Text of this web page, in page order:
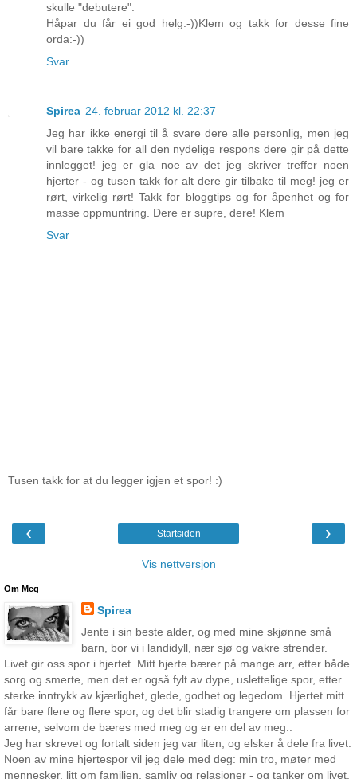
skulle "debutere".
Håpar du får ei god helg:-))Klem og takk for desse fine
orda:-))
Svar
Spirea 24. februar 2012 kl. 22:37
Jeg har ikke energi til å svare dere alle personlig, men jeg
vil bare takke for all den nydelige respons dere gir på dette
innlegget! jeg er gla noe av det jeg skriver treffer noen
hjerter - og tusen takk for alt dere gir tilbake til meg! jeg er
rørt, virkelig rørt! Takk for bloggtips og for åpenhet og for
masse oppmuntring. Dere er supre, dere! Klem
Svar
Tusen takk for at du legger igjen et spor! :)
‹ ›
Startsiden
Vis nettversjon
Om Meg
Spirea
Jente i sin beste alder, og med mine skjønne små
barn, bor vi i landidyll, nær sjø og vakre strender.
Livet gir oss spor i hjertet. Mitt hjerte bærer på mange arr, etter både
sorg og smerte, men det er også fylt av dype, uslettelige spor, etter
sterke inntrykk av kjærlighet, glede, godhet og legedom. Hjertet mitt
får bare flere og flere spor, og det blir stadig trangere om plassen for
arrene, selvom de bæres med meg og er en del av meg..
Jeg har skrevet og fortalt siden jeg var liten, og elsker å dele fra livet.
Noen av mine hjertespor vil jeg dele med deg: min tro, møter med
mennesker, litt om familien, samliv og relasjoner - og tanker om livet.